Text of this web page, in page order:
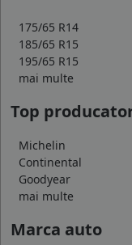
175/65 R14
185/65 R15
195/65 R15
mai multe
Top
Michelin
Continental
Goodyear
mai multe
Marca auto